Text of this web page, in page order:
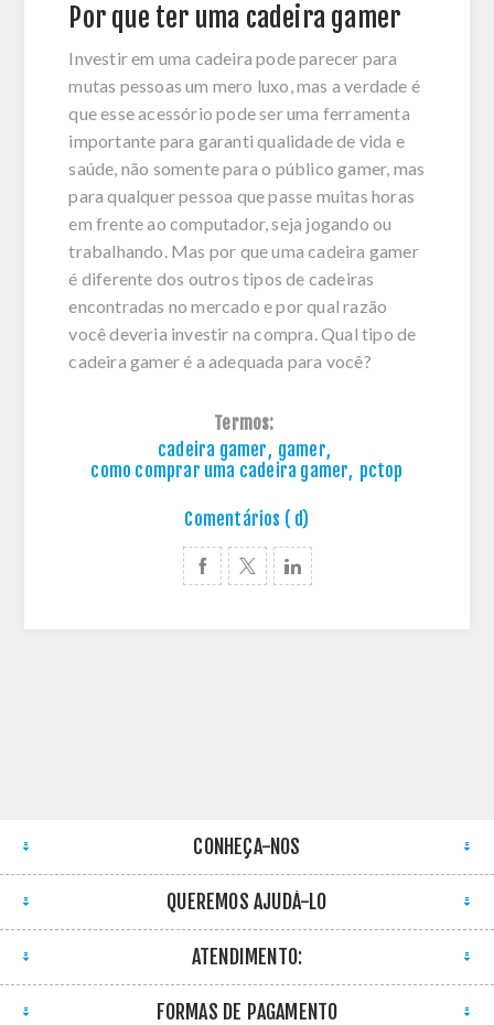
Por que ter uma cadeira gamer
Investir em uma cadeira pode parecer para
mutas pessoas um mero luxo, mas a verdade é
que esse acessório pode ser uma ferramenta
importante para garanti qualidade de vida e
saúde, não somente para o público gamer, mas
para qualquer pessoa que passe muitas horas
em frente ao computador, seja jogando ou
trabalhando. Mas por que uma cadeira gamer
é diferente dos outros tipos de cadeiras
encontradas no mercado e por qual razão
você deveria investir na compra. Qual tipo de
cadeira gamer é a adequada para você?
Termos:
cadeira gamer, gamer,
como comprar uma cadeira gamer, pctop
Comentários ( d)
CONHEÇA-NOS
QUEREMOS AJUDÁ-LO
ATENDIMENTO:
FORMAS DE PAGAMENTO